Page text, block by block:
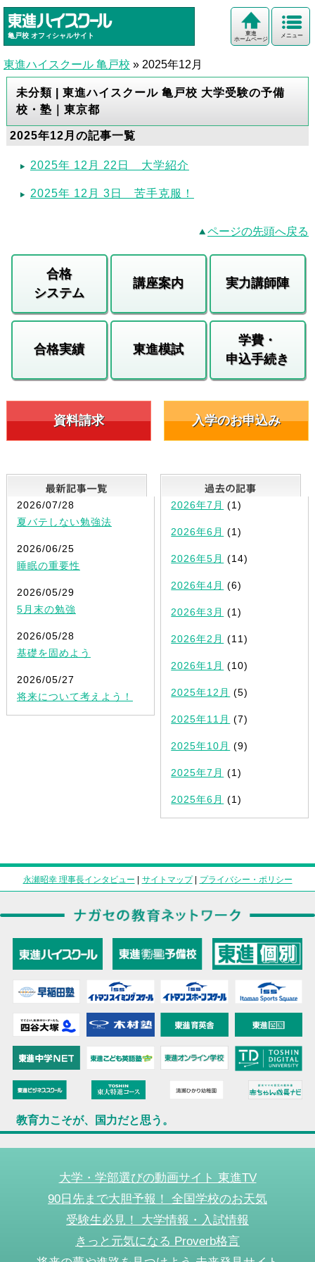
亀戸校 オフィシャルサイト メニュー
東進
ホームページ
東進ハイスクール 亀戸校 » 2025年12月
未分類 | 東進ハイスクール 亀戸校 大学受験の予備
校・塾｜東京都
2025年12月の記事一覧
2025年 12月 22日 大学紹介
2025年 12月 3日 苦手克服！
ページの先頭へ戻る
合格
システム
講座案内 実力講師陣
合格実績 東進模試
学費・
申込手続き
資料請求 入学のお申込み
最新記事一覧
2026/07/28
夏バテしない勉強法
2026/06/25
睡眠の重要性
2026/05/29
5月末の勉強
2026/05/28
基礎を固めよう
2026/05/27
将来について考えよう！
2026年7月 (1)
2026年6月 (1)
2026年5月 (14)
2026年4月 (6)
2026年3月 (1)
2026年2月 (11)
2026年1月 (10)
2025年12月 (5)
2025年11月 (7)
2025年10月 (9)
2025年7月 (1)
2025年6月 (1)
永瀬昭幸 理事長インタビュー | サイトマップ| プライバシー・ポリシー
教育力こそが、国力だと思う。
大学・学部選びの動画サイト 東進TV
90日先まで大胆予報！ 全国学校のお天気
受験生必見！ 大学情報・入試情報
きっと元気になる Proverb格言